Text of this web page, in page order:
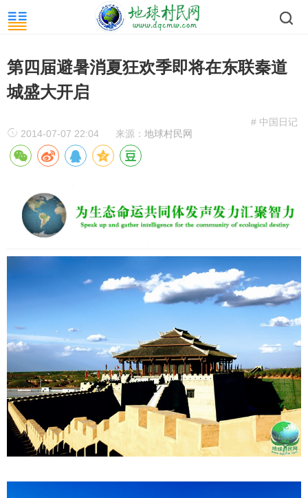
第四届避暑消夏狂欢季即将在东联秦道
城盛大开启
# 中国日记
2014-07-07 22:04
来源： 地球村民网